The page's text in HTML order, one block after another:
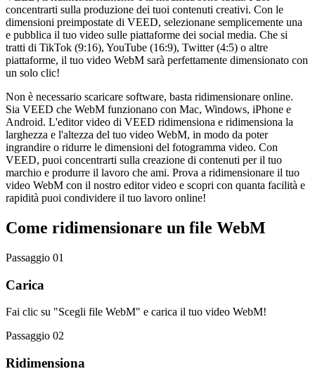
concentrarti sulla produzione dei tuoi contenuti creativi. Con le
dimensioni preimpostate di VEED, selezionane semplicemente una
e pubblica il tuo video sulle piattaforme dei social media. Che si
tratti di TikTok (9:16), YouTube (16:9), Twitter (4:5) o altre
piattaforme, il tuo video WebM sarà perfettamente dimensionato con
un solo clic!
Non è necessario scaricare software, basta ridimensionare online.
Sia VEED che WebM funzionano con Mac, Windows, iPhone e
Android. L'editor video di VEED ridimensiona e ridimensiona la
larghezza e l'altezza del tuo video WebM, in modo da poter
ingrandire o ridurre le dimensioni del fotogramma video. Con
VEED, puoi concentrarti sulla creazione di contenuti per il tuo
marchio e produrre il lavoro che ami. Prova a ridimensionare il tuo
video WebM con il nostro editor video e scopri con quanta facilità e
rapidità puoi condividere il tuo lavoro online!
Come ridimensionare un file WebM
Passaggio 01
Carica
Fai clic su "Scegli file WebM" e carica il tuo video WebM!
Passaggio 02
Ridimensiona